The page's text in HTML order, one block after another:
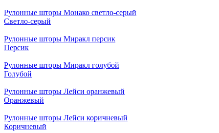
Рулонные шторы Монако светло-серый
Светло-серый
Рулонные шторы Миракл персик
Персик
Рулонные шторы Миракл голубой
Голубой
Рулонные шторы Лейси оранжевый
Оранжевый
Рулонные шторы Лейси коричневый
Коричневый